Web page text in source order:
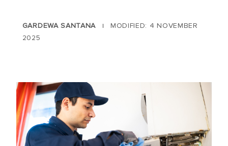
GARDEWA SANTANA |
MODIFIED: 4 NOVEMBER
2025